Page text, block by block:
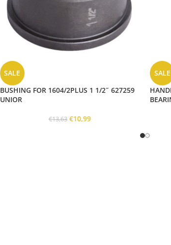
SALE
BUSHING FOR 1604/2PLUS 1 1/2˝ 627259
UNIOR
€13,63 €10,99
SALE